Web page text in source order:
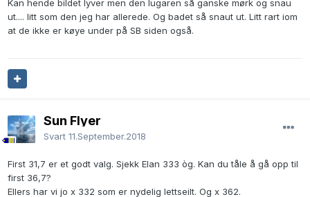
Kan hende bildet lyver men den lugaren så ganske mørk og snau
ut.... litt som den jeg har allerede. Og badet så snaut ut. Litt rart iom
at de ikke er køye under på SB siden også.
Sun Flyer
Svart 11.September.2018
First 31,7 er et godt valg. Sjekk Elan 333 òg. Kan du tåle å gå opp til
first 36,7?
Ellers har vi jo x 332 som er nydelig lettseilt. Og x 362.